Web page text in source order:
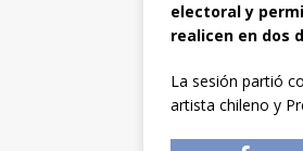
electoral y
realicen en dos
La sesión partió
artista chileno y